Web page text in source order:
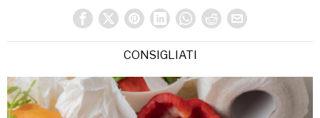
CONSIGLIATI